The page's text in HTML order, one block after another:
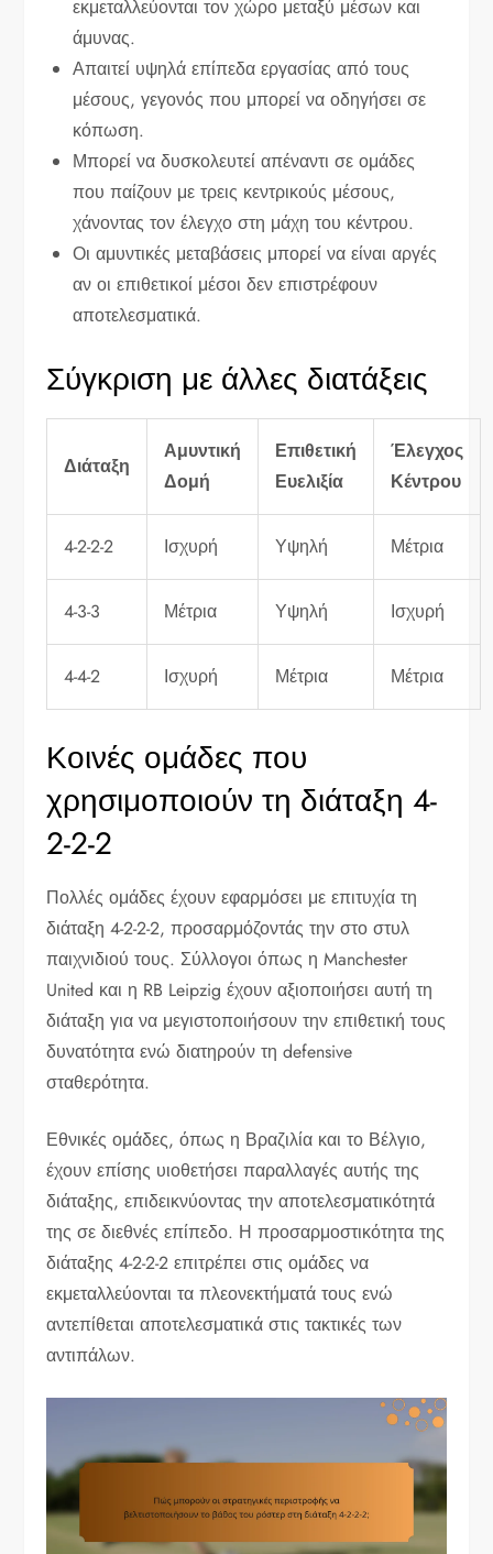
εκμεταλλεύονται τον χώρο μεταξύ μέσων και
άμυνας.
Απαιτεί υψηλά επίπεδα εργασίας από τους
μέσους, γεγονός που μπορεί να οδηγήσει σε
κόπωση.
Μπορεί να δυσκολευτεί απέναντι σε ομάδες
που παίζουν με τρεις κεντρικούς μέσους,
χάνοντας τον έλεγχο στη μάχη του κέντρου.
Οι αμυντικές μεταβάσεις μπορεί να είναι αργές
αν οι επιθετικοί μέσοι δεν επιστρέφουν
αποτελεσματικά.
Σύγκριση με άλλες διατάξεις
Διάταξη
Αμυντική
Δομή
Επιθετική
Ευελιξία
Έλεγχος
Κέντρου
4-2-2-2 Ισχυρή Υψηλή Μέτρια
4-3-3 Μέτρια Υψηλή Ισχυρή
4-4-2 Ισχυρή Μέτρια Μέτρια
Κοινές ομάδες που
χρησιμοποιούν τη διάταξη 4-
2-2-2
Πολλές ομάδες έχουν εφαρμόσει με επιτυχία τη
διάταξη 4-2-2-2, προσαρμόζοντάς την στο στυλ
παιχνιδιού τους. Σύλλογοι όπως η Manchester
United και η RB Leipzig έχουν αξιοποιήσει αυτή τη
διάταξη για να μεγιστοποιήσουν την επιθετική τους
δυνατότητα ενώ διατηρούν τη defensive
σταθερότητα.
Εθνικές ομάδες, όπως η Βραζιλία και το Βέλγιο,
έχουν επίσης υιοθετήσει παραλλαγές αυτής της
διάταξης, επιδεικνύοντας την αποτελεσματικότητά
της σε διεθνές επίπεδο. Η προσαρμοστικότητα της
διάταξης 4-2-2-2 επιτρέπει στις ομάδες να
εκμεταλλεύονται τα πλεονεκτήματά τους ενώ
αντεπίθεται αποτελεσματικά στις τακτικές των
αντιπάλων.